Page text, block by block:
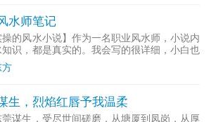
水师笔记
操的风水小说】作为一名职业风水师，小说内
知识，都是真实的。我会写的很详细，小白也
上手实操。读完本书，你就是半个风水师……
识包括住宅、商铺、办公室、墓穴阴宅、个人
方
生，烈焰红唇予我温柔
谋生，受尽世间磋磨，从塘厦到凤岗，从厚